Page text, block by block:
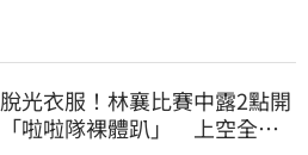
脫光衣服！林襄比賽中露2點開
「啦啦隊裸體趴」 上空全裸